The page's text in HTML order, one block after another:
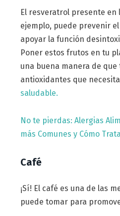
El resveratrol presente en
ejemplo, puede prevenir
apoyar la función
Poner estos frutos en tu
una buena manera de
antioxidantes que
saludable.
No te pierdas: Alergias
más Comunes y Cómo
Café
¡Sí! El café es una de las
puede tomar para